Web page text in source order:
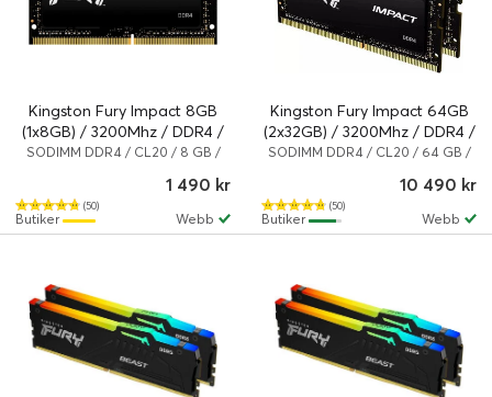
Kingston Fury Impact 8GB
(1x8GB) / 3200Mhz / DDR4 /
CL20 / KF432S20IB/8
SODIMM DDR4 / CL20 / 8 GB /
(50)
1 490 kr
Webb
Butiker
Kingston Fury Impact 64GB
(2x32GB) / 3200Mhz / DDR4 /
CL20 / KF432S20IBK2/64
SODIMM DDR4 / CL20 / 64 GB /
(50)
10 490 kr
Webb
Butiker